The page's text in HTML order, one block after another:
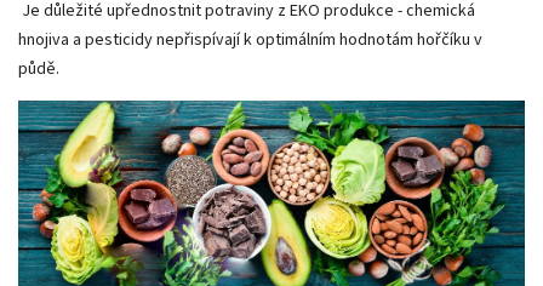
Je důležité upřednostnit potraviny z EKO produkce - chemická
hnojiva a pesticidy nepřispívají k optimálním hodnotám hořčíku v
půdě.